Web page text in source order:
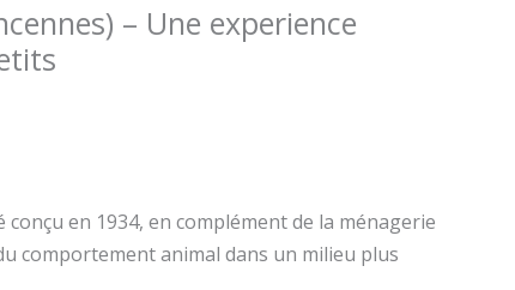
– Une experience
en 1934, en complément de la ménagerie
comportement animal dans un milieu plus